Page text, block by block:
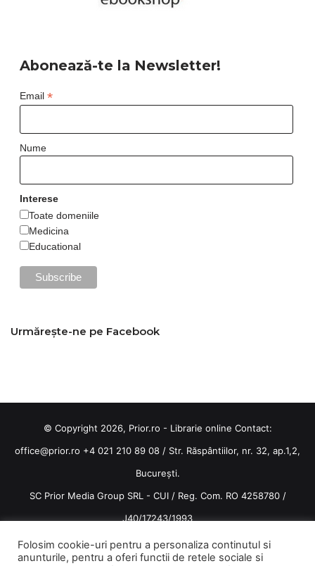
Abonează-te la Newsletter!
Email *
Nume
Interese
Toate domeniile
Medicina
Educational
Urmărește-ne pe Facebook
© Copyright 2026, Prior.ro - Librarie online Contact:
office@prior.ro +4 021 210 89 08 / Str. Răspântiilor, nr. 32, ap.1,2,
București.
SC Prior Media Group SRL - CUI / Reg. Com. RO 4258780 /
J40/17243/1993
Termeni și condiții/ Politica de confidentialitate
Terms and conditions
Folosim cookie-uri pentru a personaliza continutul si
anunturile, pentru a oferi functii de retele sociale si